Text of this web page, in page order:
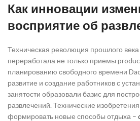
Как инновации
восприятие об
Техническая революция прошлого
переработала не только приемы
планированию свободного времени
развитие и создание работников с
занятости образовали базис для
развлечений. Технические
формировать новые способы отдыха –